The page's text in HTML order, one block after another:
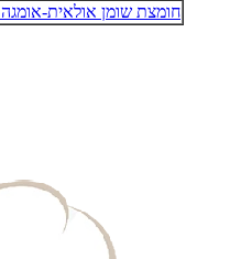
חומצת שומן אולאית-אומגה 9